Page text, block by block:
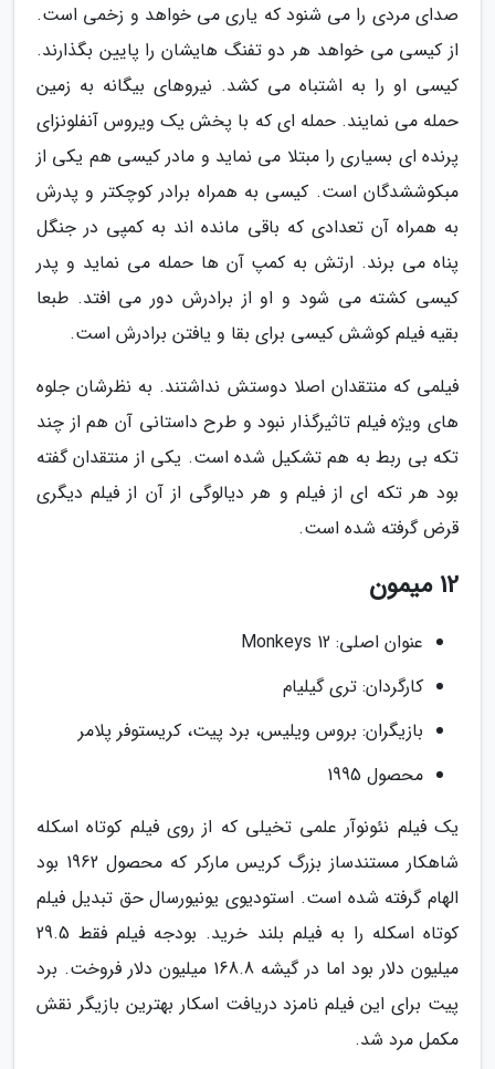
صدای مردی را می شنود که یاری می خواهد و زخمی است.
از کیسی می خواهد هر دو تفنگ هایشان را پایین بگذارند.
کیسی او را به اشتباه می کشد. نیروهای بیگانه به زمین
حمله می نمایند. حمله ای که با پخش یک ویروس آنفلونزای
پرنده ای بسیاری را مبتلا می نماید و مادر کیسی هم یکی از
مبکوششدگان است. کیسی به همراه برادر کوچکتر و پدرش
به همراه آن تعدادی که باقی مانده اند به کمپی در جنگل
پناه می برند. ارتش به کمپ آن ها حمله می نماید و پدر
کیسی کشته می شود و او از برادرش دور می افتد. طبعا
بقیه فیلم کوشش کیسی برای بقا و یافتن برادرش است.
فیلمی که منتقدان اصلا دوستش نداشتند. به نظرشان جلوه
های ویژه فیلم تاثیرگذار نبود و طرح داستانی آن هم از چند
تکه بی ربط به هم تشکیل شده است. یکی از منتقدان گفته
بود هر تکه ای از فیلم و هر دیالوگی از آن از فیلم دیگری
قرض گرفته شده است.
12 میمون
عنوان اصلی: 12 Monkeys
کارگردان: تری گیلیام
بازیگران: بروس ویلیس، برد پیت، کریستوفر پلامر
محصول 1995
یک فیلم نئونوآر علمی تخیلی که از روی فیلم کوتاه اسکله
شاهکار مستندساز بزرگ کریس مارکر که محصول 1962 بود
الهام گرفته شده است. استودیوی یونیورسال حق تبدیل فیلم
کوتاه اسکله را به فیلم بلند خرید. بودجه فیلم فقط 29.5
میلیون دلار بود اما در گیشه 168.8 میلیون دلار فروخت. برد
پیت برای این فیلم نامزد دریافت اسکار بهترین بازیگر نقش
مکمل مرد شد.